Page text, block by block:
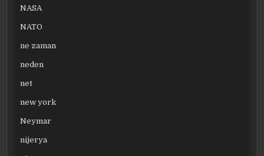
NASA
NATO
ne zaman
neden
net
new york
Neymar
nijerya